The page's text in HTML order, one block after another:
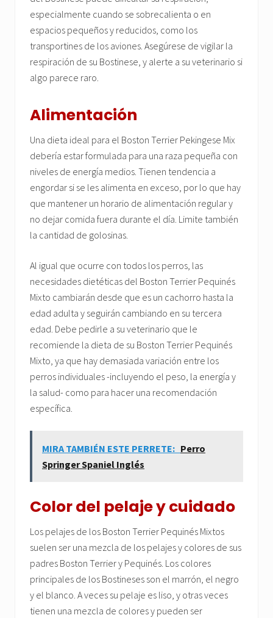
especialmente cuando se sobrecalienta o en
espacios pequeños y reducidos, como los
transportines de los aviones. Asegúrese de vigilar la
respiración de su Bostinese, y alerte a su veterinario si
algo parece raro.
Alimentación
Una dieta ideal para el Boston Terrier Pekingese Mix
debería estar formulada para una raza pequeña con
niveles de energía medios. Tienen tendencia a
engordar si se les alimenta en exceso, por lo que hay
que mantener un horario de alimentación regular y
no dejar comida fuera durante el día. Limite también
la cantidad de golosinas.
Al igual que ocurre con todos los perros, las
necesidades dietéticas del Boston Terrier Pequinés
Mixto cambiarán desde que es un cachorro hasta la
edad adulta y seguirán cambiando en su tercera
edad. Debe pedirle a su veterinario que le
recomiende la dieta de su Boston Terrier Pequinés
Mixto, ya que hay demasiada variación entre los
perros individuales -incluyendo el peso, la energía y
la salud- como para hacer una recomendación
específica.
MIRA TAMBIÉN ESTE PERRETE: Perro
Springer Spaniel Inglés
Color del pelaje y cuidado
Los pelajes de los Boston Terrier Pequinés Mixtos
suelen ser una mezcla de los pelajes y colores de sus
padres Boston Terrier y Pequinés. Los colores
principales de los Bostineses son el marrón, el negro
y el blanco. A veces su pelaje es liso, y otras veces
tienen una mezcla de colores y pueden ser